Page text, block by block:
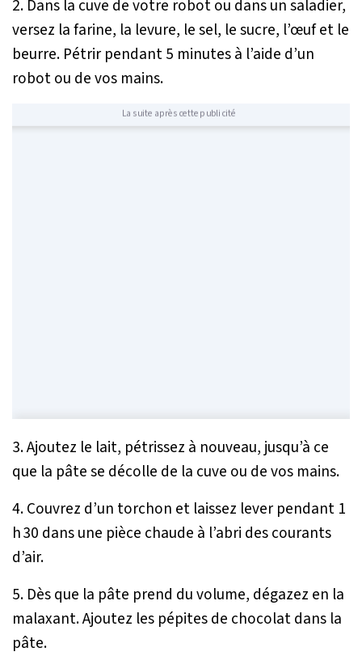
2. Dans la cuve de votre robot ou dans un saladier,
versez la farine, la levure, le sel, le sucre, l’œuf et le
beurre. Pétrir pendant 5 minutes à l’aide d’un
robot ou de vos mains.
La suite après cette publicité
3. Ajoutez le lait, pétrissez à nouveau, jusqu’à ce
que la pâte se décolle de la cuve ou de vos mains.
4. Couvrez d’un torchon et laissez lever pendant 1
h 30 dans une pièce chaude à l’abri des courants
d’air.
5. Dès que la pâte prend du volume, dégazez en la
malaxant. Ajoutez les pépites de chocolat dans la
pâte.